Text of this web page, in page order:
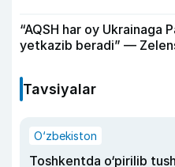
“AQSH har oy Ukrainaga
yetkazib beradi” —
Tavsiyalar
O‘zbekiston
Toshkentda o‘pirilib